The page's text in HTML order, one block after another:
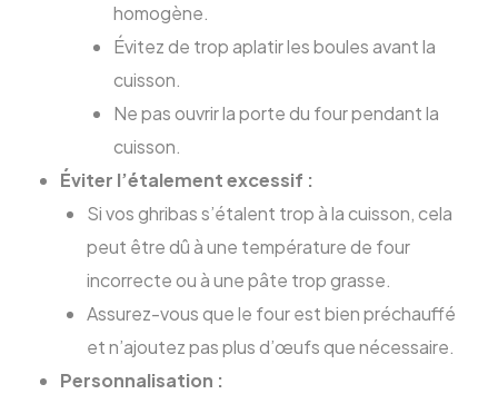
homogène.
Évitez de trop aplatir les boules avant la
cuisson.
Ne pas ouvrir la porte du four pendant la
cuisson.
Éviter l’étalement excessif :
Si vos ghribas s’étalent trop à la cuisson, cela
peut être dû à une température de four
incorrecte ou à une pâte trop grasse.
Assurez-vous que le four est bien préchauffé
et n’ajoutez pas plus d’œufs que nécessaire.
Personnalisation :